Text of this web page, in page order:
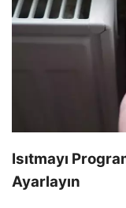
Isıtmayı
Ayarlayın